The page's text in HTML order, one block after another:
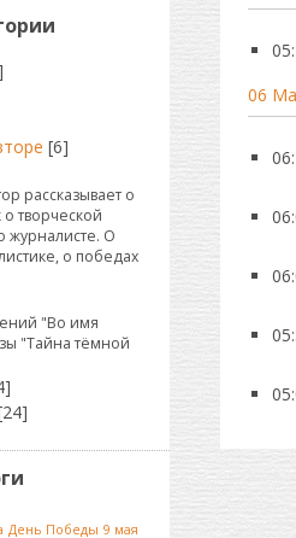
06
[6]
рассказывает о
творческой
журналисте. О
о победах
"Во имя
"Тайна тёмной
День Победы 9 мая